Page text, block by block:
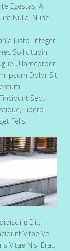
Egestas, A
Nulla. Nunc
Justo. Integer
Sollicitudin
Ullamcorper.
Ipsum Dolor Sit
Sed.
Libero
Felis.
Elit.
Vitae Vel
Vitae Nisi Erat.